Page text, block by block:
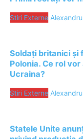
Stiri Externe
Soldați britanici și
Polonia. Ce rol
Ucraina?
Stiri Externe
Statele Unite